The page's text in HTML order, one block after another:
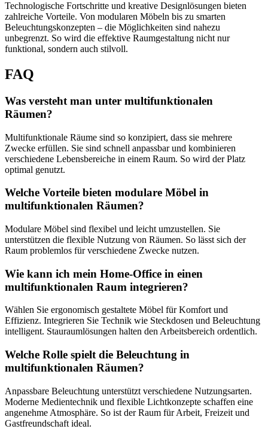
Technologische Fortschritte und kreative Designlösungen bieten
zahlreiche Vorteile. Von modularen Möbeln bis zu smarten
Beleuchtungskonzepten – die Möglichkeiten sind nahezu
unbegrenzt. So wird die effektive Raumgestaltung nicht nur
funktional, sondern auch stilvoll.
FAQ
Was versteht man unter multifunktionalen
Räumen?
Multifunktionale Räume sind so konzipiert, dass sie mehrere
Zwecke erfüllen. Sie sind schnell anpassbar und kombinieren
verschiedene Lebensbereiche in einem Raum. So wird der Platz
optimal genutzt.
Welche Vorteile bieten modulare Möbel in
multifunktionalen Räumen?
Modulare Möbel sind flexibel und leicht umzustellen. Sie
unterstützen die flexible Nutzung von Räumen. So lässt sich der
Raum problemlos für verschiedene Zwecke nutzen.
Wie kann ich mein Home-Office in einen
multifunktionalen Raum integrieren?
Wählen Sie ergonomisch gestaltete Möbel für Komfort und
Effizienz. Integrieren Sie Technik wie Steckdosen und Beleuchtung
intelligent. Stauraumlösungen halten den Arbeitsbereich ordentlich.
Welche Rolle spielt die Beleuchtung in
multifunktionalen Räumen?
Anpassbare Beleuchtung unterstützt verschiedene Nutzungsarten.
Moderne Medientechnik und flexible Lichtkonzepte schaffen eine
angenehme Atmosphäre. So ist der Raum für Arbeit, Freizeit und
Gastfreundschaft ideal.